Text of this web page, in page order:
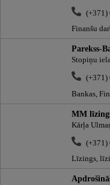
(+371)
Finanšu
Parekss-
Stopiņu
(+371)
Bankas,
MM
Kārļa
(+371)
Līzings,